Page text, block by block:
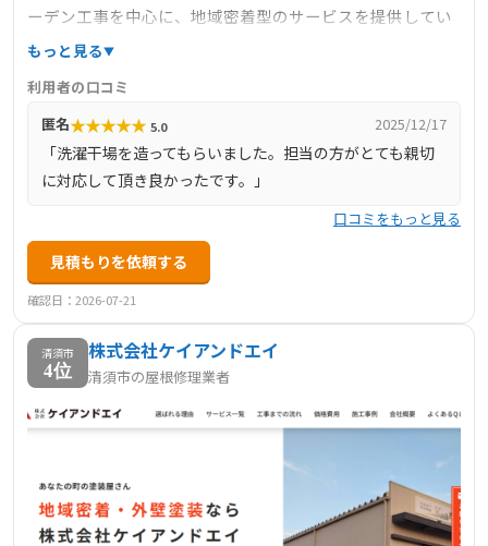
ーデン工事を中心に、地域密着型のサービスを提供してい
ます。顧客の立場に立った提案を重視し、新築やリフォー
工事部も有しており、屋根瓦の工事・修理を行ってきた長
い歴史と経験があります。社内には瓦専門の自社職人が在
籍し、葺き替えや修理が必要かどうかを適切に判断しま
す。また、雨漏りの対応や屋根の雪対策、地震対策など、
もっと見る
利用者の口コミ
匿名★★★★★ 5.0 2025/12/17
「洗濯干場を造ってもらいました。担当の方がとても親切
に対応して頂き良かったです。」
口コミをもっと見る
見積もりを依頼する
確認日：2026-07-21
清須市
4位
株式会社ケイアンドエイ
清須市の屋根修理業者